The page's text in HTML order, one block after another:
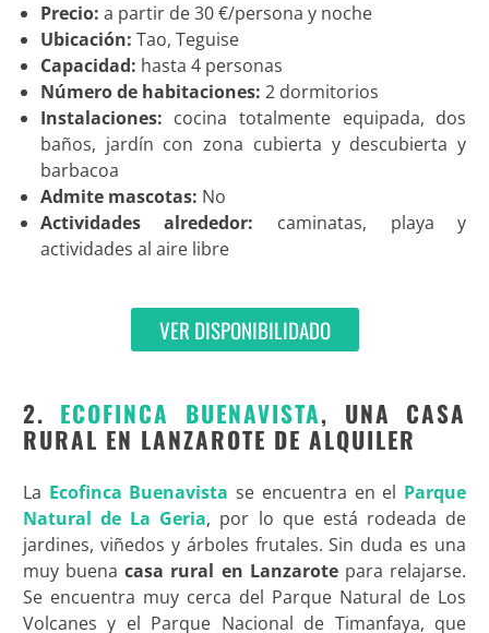
Precio: a partir de 30 €/persona y noche
Ubicación: Tao, Teguise
Capacidad: hasta 4 personas
Número de habitaciones: 2 dormitorios
Instalaciones: cocina totalmente equipada, dos
baños, jardín con zona cubierta y descubierta y
barbacoa
Admite mascotas: No
Actividades alrededor: caminatas, playa y
actividades al aire libre
VER DISPONIBILIDADO
2. ECOFINCA BUENAVISTA, UNA CASA
RURAL EN LANZAROTE DE ALQUILER
La Ecofinca Buenavista se encuentra en el Parque
Natural de La Geria, por lo que está rodeada de
jardines, viñedos y árboles frutales. Sin duda es una
muy buenacasa rural en Lanzarotepara relajarse.
Se encuentra muy cerca del Parque Natural de Los
Volcanes y el Parque Nacional de Timanfaya, que